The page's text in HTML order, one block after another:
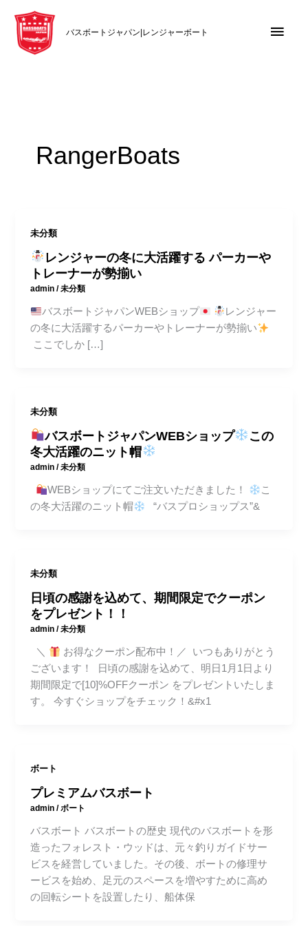
バスボートジャパン|レンジャーボート
RangerBoats
未分類
レンジャーの冬に大活躍する パーカーや
トレーナーが勢揃い
admin/未分類
バスボートジャパンWEBショップ
レンジャー
の冬に大活躍するパーカーやトレーナーが勢揃い
ここでしか […]
未分類
バスボートジャパンWEBショップ
この
冬大活躍のニット帽
admin/未分類
WEBショップにてご注文いただきました！
こ
の冬大活躍のニット帽
“バスプロショップス”&
未分類
日頃の感謝を込めて、期間限定でクーポン
をプレゼント！！
admin/未分類
＼
お得なクーポン配布中！／ いつもありがとう
ございます！ 日頃の感謝を込めて、明日1月1日より
期間限定で[10]%OFFクーポン をプレゼントいたしま
す。 今すぐショップをチェック！&#x1
ボート
プレミアムバスボート
admin/ボート
バスボート バスボートの歴史 現代のバスボートを形
造ったフォレスト・ウッドは、元々釣りガイドサー
ビスを経営していました。その後、ボートの修理サ
ービスを始め、足元のスペースを増やすために高め
の回転シートを設置したり、船体保